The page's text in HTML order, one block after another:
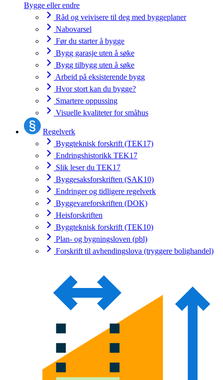
Bygge eller endre
Råd og veivisere til deg med byggeplaner
Nabovarsel
Før du starter å bygge
Bygg garasje uten å søke
Bygg tilbygg uten å søke
Arbeid på eksisterende bygg
Hvor stort kan du bygge?
Smartere oppussing
Visuelle kvaliteter for småhus
Regelverk
Byggteknisk forskrift (TEK17)
Endringshistorikk TEK17
Slik leser du TEK17
Byggesaksforskriften (SAK10)
Endringer og tidligere regelverk
Byggevareforskriften (DOK)
Heisforskriften
Byggteknisk forskrift (TEK10)
Plan- og bygningsloven (pbl)
Forskrift til avhendingslova (tryggere bolighandel)